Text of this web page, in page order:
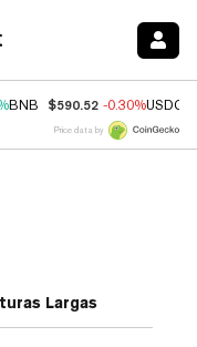
BNB $590.52 -0.30%USDC
Price data by
Largas